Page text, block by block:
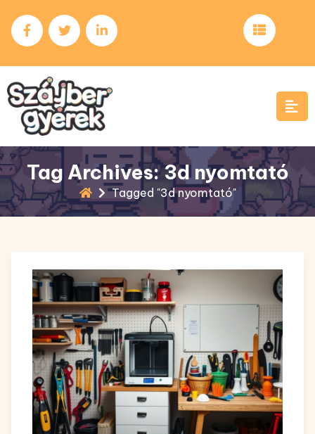
to
content
Tag Archives: 3d nyomtató
Tagged "3d nyomtató"